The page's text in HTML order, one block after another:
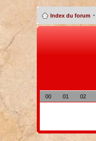
Index du forum •
00 01 02